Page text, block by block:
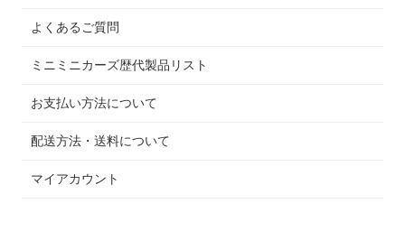
よくあるご質問
ミニミニカーズ歴代製品リスト
お支払い方法について
配送方法・送料について
マイアカウント